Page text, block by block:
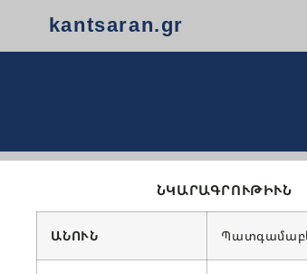
kantsaran.gr
ՆԿԱՐԱԳՐՈՒԹԻՒՆ
ԱՆՈՒՆ